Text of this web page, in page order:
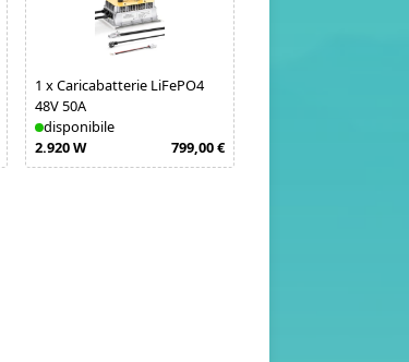
1 xCaricabatterie LiFePO4
48V 50A
disponibile
2.920 W
799,00 €